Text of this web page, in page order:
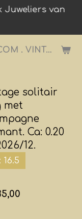
GOUDENSCHATKIST.COM . VINTAGE JUWELIER.
Juweliers van
solitair
met
Ca: 0.20
12.
16.5